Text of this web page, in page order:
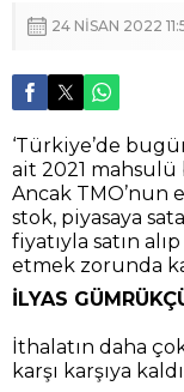
24 NISAN 2022
‘Türkiye’de
ait 2021
Ancak TMO’nun
stok, piyasaya
fiyatıyla satın
etmek zorunda
İLYAS
İthalatın daha
karşı karşıya